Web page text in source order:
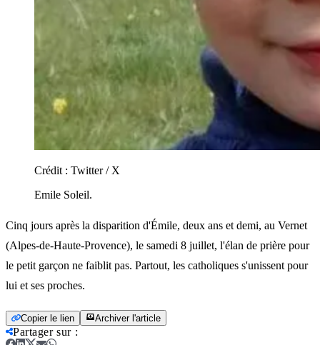
Crédit : Twitter / X
Emile Soleil.
Cinq jours après la disparition d'Émile, deux ans et demi, au Vernet
(Alpes-de-Haute-Provence), le samedi 8 juillet, l'élan de prière pour
le petit garçon ne faiblit pas. Partout, les catholiques s'unissent pour
lui et ses proches.
Copier le lien Archiver l'article
Partager sur: